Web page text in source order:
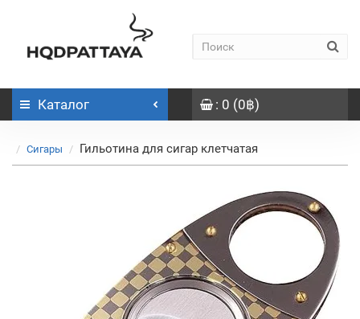
Каталог : 0 (0฿)
Сигары Гильотина для сигар клетчатая